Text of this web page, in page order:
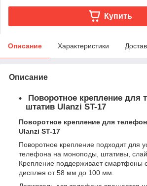
Купить
Описание Характеристики
Описание
Поворотное крепление для
штатив Ulanzi ST-17
Поворотное крепление для
Ulanzi ST-17
Поворотное крепление подходит для
телефона на моноподы, штативы,
Крепление поддерживает смартфоны
дисплея от 58 мм до 100 мм.